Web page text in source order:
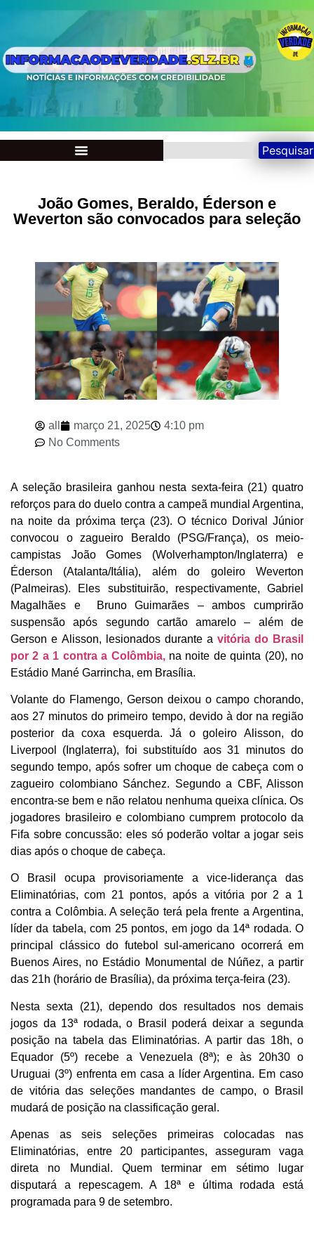
Pesquisar
João Gomes, Beraldo, Éderson e
Weverton são convocados para seleção
all março 21, 2025
4:10 pm
No Comments
A seleção brasileira ganhou nesta sexta-feira (21) quatro
reforços para do duelo contra a campeã mundial Argentina,
na noite da próxima terça (23). O técnico Dorival Júnior
convocou o zagueiro Beraldo (PSG/França), os meio-
campistas João Gomes (Wolverhampton/Inglaterra) e
Éderson (Atalanta/Itália), além do goleiro Weverton
(Palmeiras). Eles substituirão, respectivamente, Gabriel
Magalhães e Bruno Guimarães – ambos cumprirão
suspensão após segundo cartão amarelo – além de
Gerson e Alisson, lesionados durante a vitória do Brasil
por 2 a 1 contra a Colômbia,na noite de quinta (20), no
Estádio Mané Garrincha, em Brasília.
Volante do Flamengo, Gerson deixou o campo chorando,
aos 27 minutos do primeiro tempo, devido à dor na região
posterior da coxa esquerda. Já o goleiro Alisson, do
Liverpool (Inglaterra), foi substituído aos 31 minutos do
segundo tempo, após sofrer um choque de cabeça com o
zagueiro colombiano Sánchez. Segundo a CBF, Alisson
encontra-se bem e não relatou nenhuma queixa clínica. Os
jogadores brasileiro e colombiano cumprem protocolo da
Fifa sobre concussão: eles só poderão voltar a jogar seis
dias após o choque de cabeça.
O Brasil ocupa provisoriamente a vice-liderança das
Eliminatórias, com 21 pontos, após a vitória por 2 a 1
contra a Colômbia. A seleção terá pela frente a Argentina,
líder da tabela, com 25 pontos, em jogo da 14ª rodada. O
principal clássico do futebol sul-americano ocorrerá em
Buenos Aires, no Estádio Monumental de Núñez, a partir
das 21h (horário de Brasília), da próxima terça-feira (23).
Nesta sexta (21), dependo dos resultados nos demais
jogos da 13ª rodada, o Brasil poderá deixar a segunda
posição na tabela das Eliminatórias. A partir das 18h, o
Equador (5º) recebe a Venezuela (8ª); e às 20h30 o
Uruguai (3º) enfrenta em casa a líder Argentina. Em caso
de vitória das seleções mandantes de campo, o Brasil
mudará de posição na classificação geral.
Apenas as seis seleções primeiras colocadas nas
Eliminatórias, entre 20 participantes, asseguram vaga
direta no Mundial. Quem terminar em sétimo lugar
disputará a repescagem. A 18ª e última rodada está
programada para 9 de setembro.